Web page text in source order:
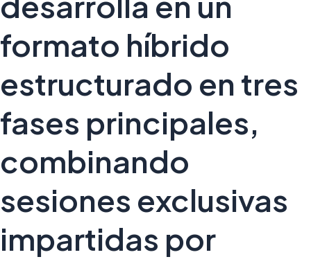
formato híbrido
estructurado en tres
fases principales,
combinando
sesiones exclusivas
impartidas por